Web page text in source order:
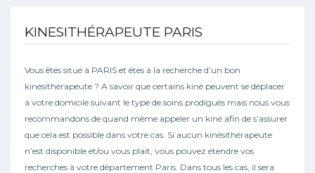
KINESITHÉRAPEUTE PARIS
Vous êtes situé à PARIS et êtes à la recherche d’un bon
kinésithérapeute ? A savoir que certains kiné peuvent se déplacer
à votre domicile suivant le type de soins prodigués mais nous vous
recommandons de quand même appeler un kiné afin de s’assurer
que cela est possible dans votre cas. Si aucun kinésithérapeute
n’est disponible et/ou vous plait, vous pouvez étendre vos
recherches à votre département Paris. Dans tous les cas, il sera